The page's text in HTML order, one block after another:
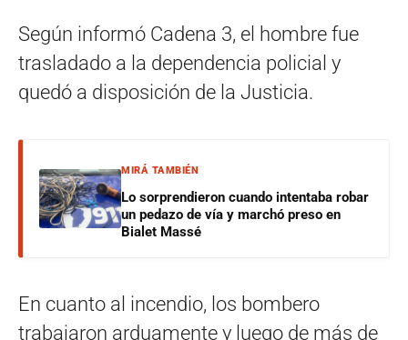
Según informó Cadena 3, el hombre fue
trasladado a la dependencia policial y
quedó a disposición de la Justicia.
MIRÁ TAMBIÉN
Lo sorprendieron cuando intentaba robar
un pedazo de vía y marchó preso en
Bialet Massé
En cuanto al incendio, los bombero
trabajaron arduamente y luego de más de